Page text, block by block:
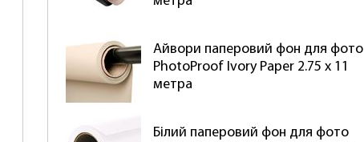
Айвори паперовий фон для фото
PhotoProof Ivory Paper 2.75 x 11
метра
Білий паперовий фон для фото